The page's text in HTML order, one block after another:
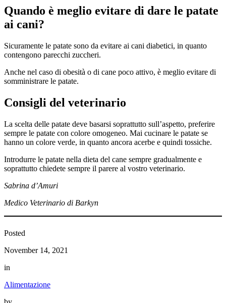
Quando è meglio evitare di dare le patate
ai cani?
Sicuramente le patate sono da evitare ai cani diabetici, in quanto
contengono parecchi zuccheri.
Anche nel caso di obesità o di cane poco attivo, è meglio evitare di
somministrare le patate.
Consigli del veterinario
La scelta delle patate deve basarsi soprattutto sull’aspetto, preferire
sempre le patate con colore omogeneo. Mai cucinare le patate se
hanno un colore verde, in quanto ancora acerbe e quindi tossiche.
Introdurre le patate nella dieta del cane sempre gradualmente e
soprattutto chiedete sempre il parere al vostro veterinario.
Sabrina d’Amuri
Medico Veterinario di Barkyn
Posted
November 14, 2021
in
Alimentazione